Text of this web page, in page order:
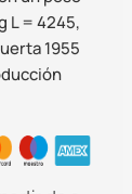
L = 4245,
1955